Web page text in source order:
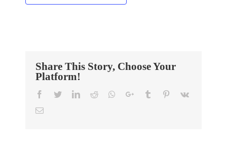
Share This Story, Choose Your
Platform!
Facebook
TwitterLinkedIn
Reddit Whatsapp
Google+Tumblr Pinterest
Vk
Email